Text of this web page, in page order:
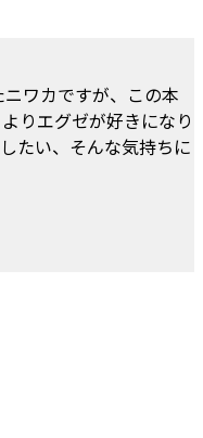
ワカですが、この本
りエグゼが好きになり
たい、そんな気持ちに